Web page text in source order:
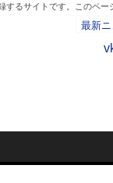
るサイトです。このペー
最新